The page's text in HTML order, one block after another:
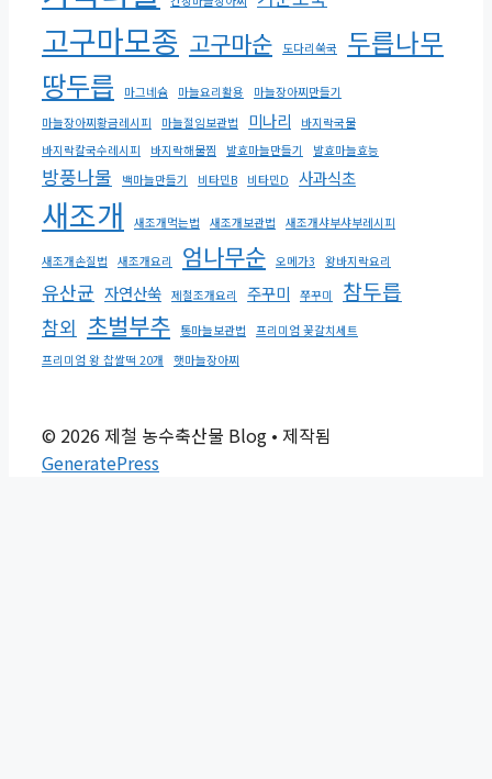
고구마모종 고구마순 도다리쑥국 두릅나무
땅두릅 마그네슘 마늘요리활용
마늘장아찌만들기
마늘장아찌황금레시피
마늘절임보관법 미나리
바지락국물
바지락칼국수레시피
바지락해물찜 발효마늘만들기 발효마늘효능
방풍나물 백마늘만들기 비타민B 비타민D 사과식초
새조개 새조개먹는법 새조개보관법 새조개샤부샤부레시피
새조개손질법 새조개요리 엄나무순 오메가3 왕바지락요리
유산균 자연산쑥 제철조개요리 주꾸미 쭈꾸미 참두릅
참외 초벌부추 통마늘보관법
프리미엄 꽃갈치세트
프리미엄 왕 찹쌀떡 20개
햇마늘장아찌
© 2026 제철 농수축산물 Blog • 제작됨
GeneratePress